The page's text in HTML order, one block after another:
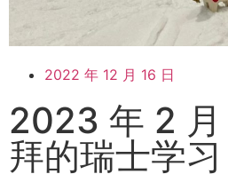
2022 年 12 月 16 日
2023 年 2 月
拜的瑞士学习